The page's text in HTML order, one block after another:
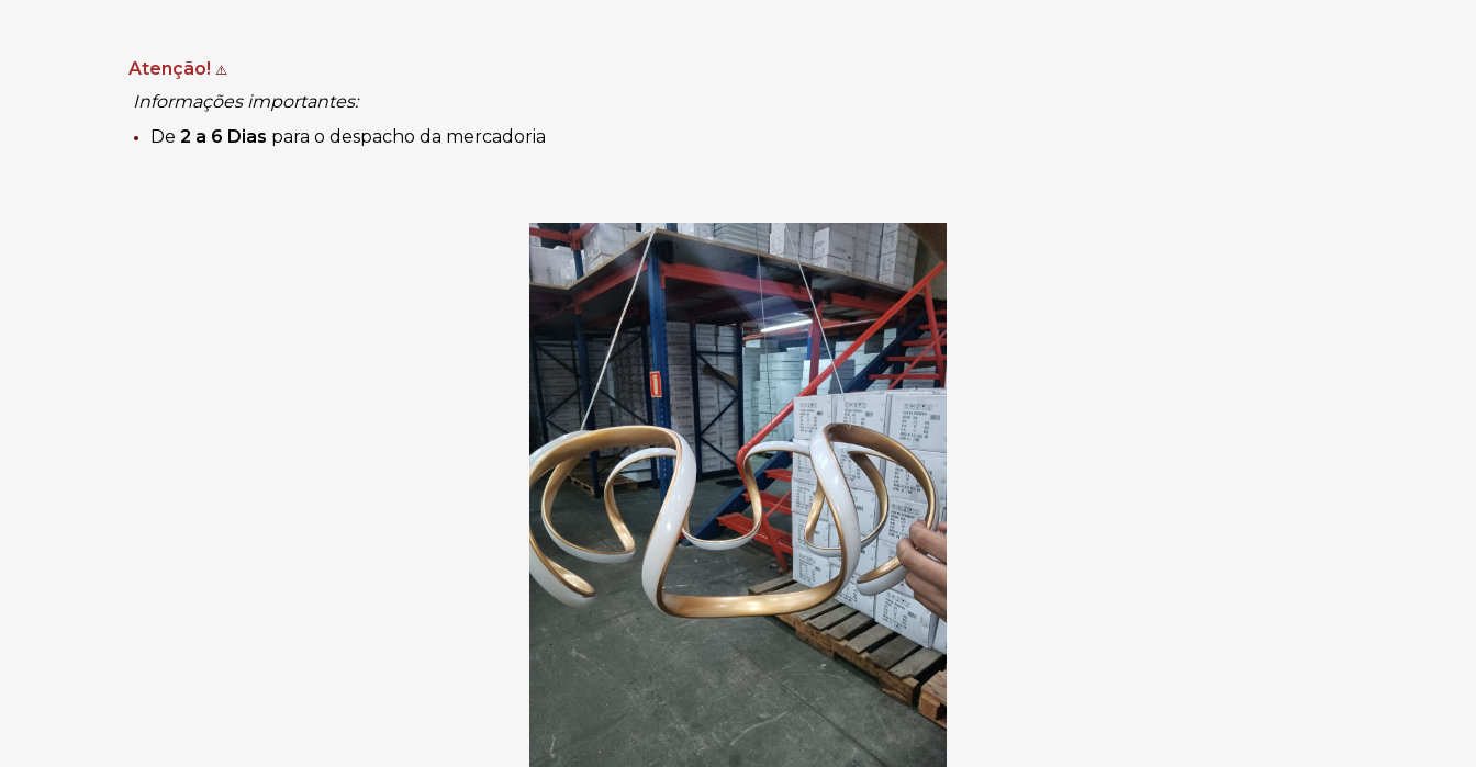
Atenção! ⚠️
Informações importantes:
De 2 a 6 Dias para o despacho da mercadoria